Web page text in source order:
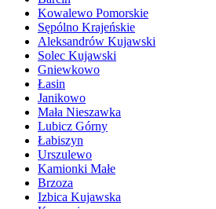
Kowalewo Pomorskie
Sępólno Krajeńskie
Aleksandrów Kujawski
Solec Kujawski
Gniewkowo
Łasin
Janikowo
Mała Nieszawka
Lubicz Górny
Łabiszyn
Urszulewo
Kamionki Małe
Brzoza
Izbica Kujawska